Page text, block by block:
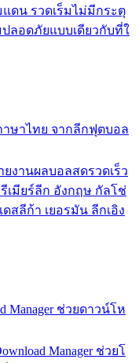
ดน รวดเร็มไม่มีกระตุ
ลอดภัยแบบเดียวกับที่ใ
าษาไทย จากลีกฟุตบอล
ยงานผลบอลสดรวดเร็ว
เมียร์ลีก อังกฤษ กัลโช่
สลีก้า เยอรมัน ลีกเอิง
Manager ช่วยดาวน์โห
Manager ช่วยโ